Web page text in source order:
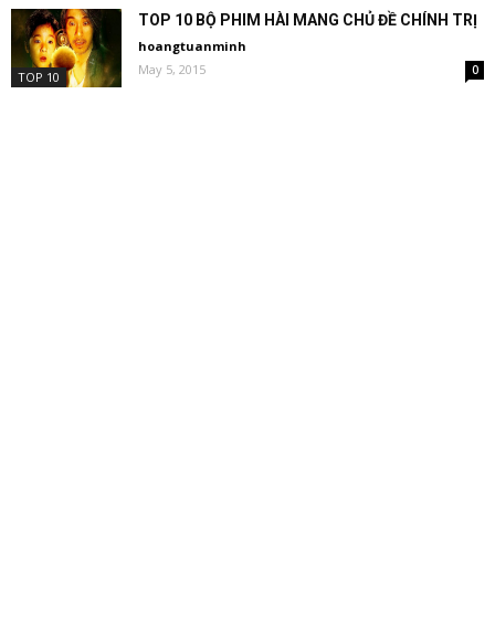
TOP 10
TOP 10 BỘ PHIM HÀI MANG CHỦ ĐỀ CHÍNH TRỊ
hoangtuanminh
May 5, 2015
0